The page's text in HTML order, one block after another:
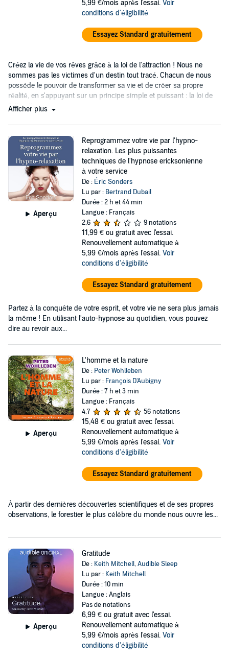
5,99 €/mois après l'essai. Voir
conditions d'éligibilité
Essayez Standard gratuitement
Créez la vie de vos rêves grâce à la loi de l'attraction ! Nous ne
sommes pas les victimes d'un destin tout tracé. Chacun de nous
possède le pouvoir de transformer sa vie et de créer sa propre
réalité, en s'appuyant sur un principe simple et puissant : la loi de
l'attraction.
Afficher plus
Aperçu
Reprogrammez votre vie par l'hypno-
relaxation. Les plus puissantes
techniques de l'hypnose ericksonienne
à votre service
De : Éric Sonders
Lu par : Bertrand Dubail
Durée : 2 h et 44 min
Langue : Français
2,6
9 notations
11,99 € ou gratuit avec l'essai.
Renouvellement automatique à
5,99 €/mois après l'essai. Voir
conditions d'éligibilité
Essayez Standard gratuitement
Partez à la conquête de votre esprit, et votre vie ne sera plus jamais
la même ! En utilisant l'auto-hypnose au quotidien, vous pouvez
dire au revoir aux...
Aperçu
L'homme et la nature
De : Peter Wohlleben
Lu par : François D'Aubigny
Durée : 7 h et 3 min
Langue : Français
4,7
56 notations
15,48 € ou gratuit avec l'essai.
Renouvellement automatique à
5,99 €/mois après l'essai. Voir
conditions d'éligibilité
Essayez Standard gratuitement
À partir des dernières découvertes scientifiques et de ses propres
observations, le forestier le plus célèbre du monde nous ouvre les...
Aperçu
Gratitude
De : Keith Mitchell,Audible Sleep
Lu par : Keith Mitchell
Durée : 10 min
Langue : Anglais
Pas de notations
6,99 € ou gratuit avec l'essai.
Renouvellement automatique à
5,99 €/mois après l'essai. Voir
conditions d'éligibilité